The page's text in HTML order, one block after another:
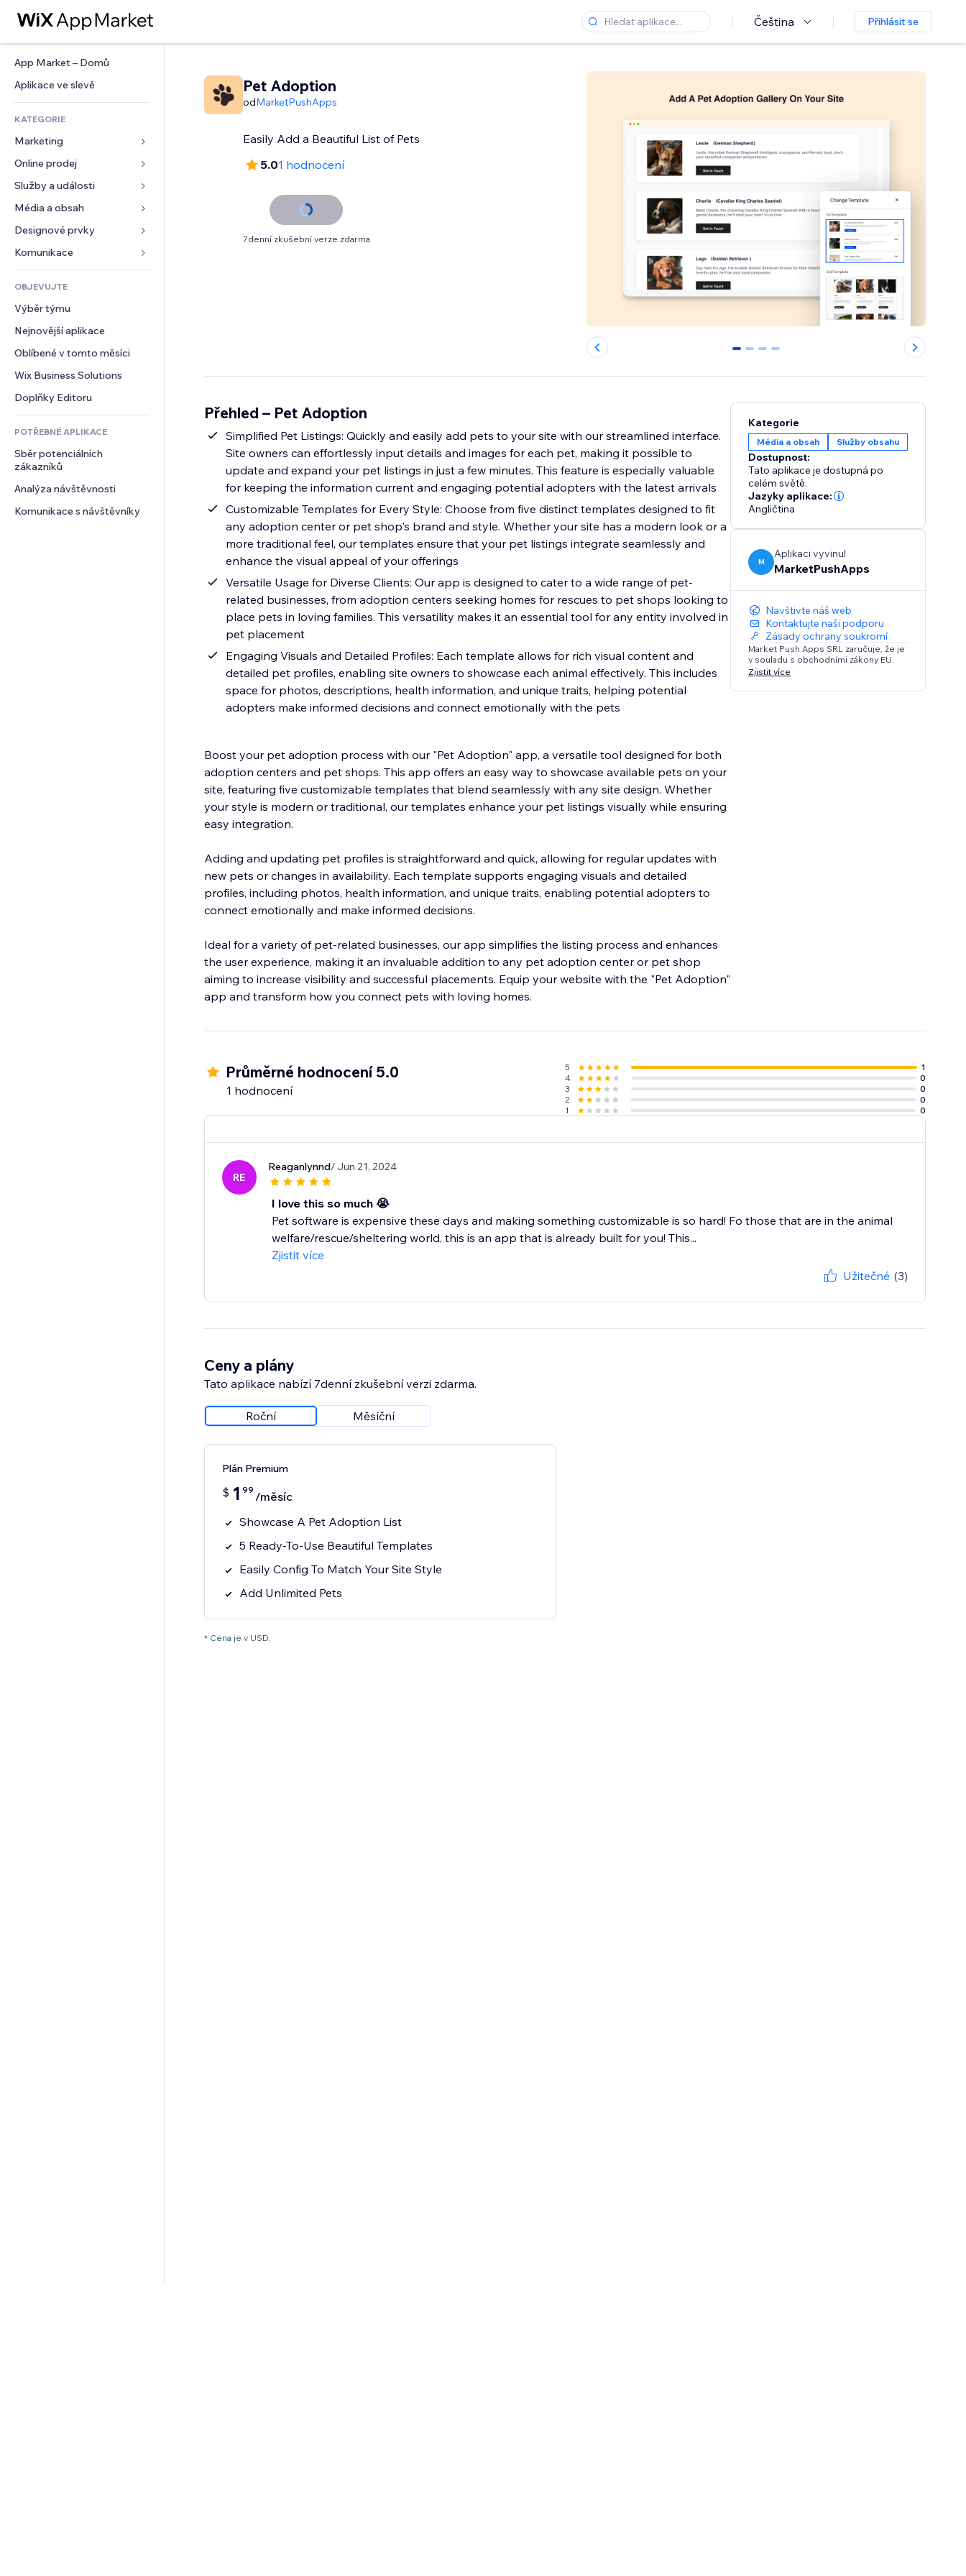
Čeština Přihlásit se
App Market – Domů
Aplikace ve slevě
KATEGORIE
Marketing
Reklamy
Mobilní zařízení
Analytika
Výpisy webu
E‑mail
Online prodej
Aplikace pro obchody
Doprava a doručení
Tlačítka pro prodej
Účetnictví
Kupóny a věrnostní programy
Skladování
Jídlo a nápoje
Služby a události
Ubytování
Události
Restaurace
Nemovitosti
Rezervace
Média a obsah
Galerie
Hudba
Podcasty
Fotografie
Video
PDF
Sdílení souborů
Novinky
Designové prvky
Mapy a navigace
Soukromí a bezpečnost
Hodiny
Šablony stránek
Efekty pro obrázky
Tlačítka a nabídky
Bannery a odznaky
Kalkulačky
Vyhledávání
Počasí
Tabulky a grafy
Formuláře
Ankety
Chat
Komentáře
Telefon
Komunita
Reference a recenze
CRM
OBJEVUJTE
Výběr týmu
Nejnovější aplikace
Oblíbené v tomto měsíci
Wix Business Solutions
Doplňky Editoru
POTŘEBNÉ APLIKACE
Sběr potenciálních
zákazníků
Analýza návštěvnosti
Komunikace s návštěvníky
Pet Adoption
odMarketPushApps
Easily Add a Beautiful List of Pets
5.01 hodnocení
7denní zkušební verze zdarma
0 1 2 3
Přehled – Pet Adoption
Simplified Pet Listings: Quickly and easily add pets to your site with our streamlined interface.
Site owners can effortlessly input details and images for each pet, making it possible to
update and expand your pet listings in just a few minutes. This feature is especially valuable
for keeping the information current and engaging potential adopters with the latest arrivals
Customizable Templates for Every Style: Choose from five distinct templates designed to fit
any adoption center or pet shop's brand and style. Whether your site has a modern look or a
more traditional feel, our templates ensure that your pet listings integrate seamlessly and
enhance the visual appeal of your offerings
Versatile Usage for Diverse Clients: Our app is designed to cater to a wide range of pet-
related businesses, from adoption centers seeking homes for rescues to pet shops looking to
place pets in loving families. This versatility makes it an essential tool for any entity involved in
pet placement
Engaging Visuals and Detailed Profiles: Each template allows for rich visual content and
detailed pet profiles, enabling site owners to showcase each animal effectively. This includes
space for photos, descriptions, health information, and unique traits, helping potential
adopters make informed decisions and connect emotionally with the pets
Boost your pet adoption process with our "Pet Adoption" app, a versatile tool designed for both
adoption centers and pet shops. This app offers an easy way to showcase available pets on your
site, featuring five customizable templates that blend seamlessly with any site design. Whether
your style is modern or traditional, our templates enhance your pet listings visually while ensuring
easy integration.
Adding and updating pet profiles is straightforward and quick, allowing for regular updates with
new pets or changes in availability. Each template supports engaging visuals and detailed
profiles, including photos, health information, and unique traits, enabling potential adopters to
connect emotionally and make informed decisions.
Ideal for a variety of pet-related businesses, our app simplifies the listing process and enhances
the user experience, making it an invaluable addition to any pet adoption center or pet shop
aiming to increase visibility and successful placements. Equip your website with the "Pet Adoption"
app and transform how you connect pets with loving homes.
Kategorie
Média a obsah Služby obsahu
Dostupnost:
Tato aplikace je dostupná po
celém světě.
Jazyky aplikace:
Angličtina
M
Aplikaci vyvinul
MarketPushApps
Navštivte náš web
Kontaktujte naši podporu
Zásady ochrany soukromí
Market Push Apps SRL zaručuje, že je
v souladu s obchodními zákony EU.
Zjistit více
Průměrné hodnocení 5.0
1 hodnocení
5
1
4
0
3
0
2
0
1
0
RE
Reaganlynnd/ Jun 21, 2024
I love this so much 😭
Pet software is expensive these days and making something customizable is so hard! Fo those that are in the animal
welfare/rescue/sheltering world, this is an app that is already built for you! This...
Zjistit více
Užitečné (3)
Ceny a plány
Tato aplikace nabízí 7denní zkušební verzi zdarma.
Roční Měsíční
Plán Premium
$ 1 99 /měsíc
Showcase A Pet Adoption List
5 Ready-To-Use Beautiful Templates
Easily Config To Match Your Site Style
Add Unlimited Pets
* Cena je v USD.